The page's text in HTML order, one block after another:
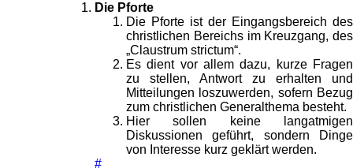
Die Pforte
Die Pforte ist der Eingangsbereich des
christlichen Bereichs im Kreuzgang, des
„Claustrum strictum“.
Es dient vor allem dazu, kurze Fragen
zu stellen, Antwort zu erhalten und
Mitteilungen loszuwerden, sofern Bezug
zum christlichen Generalthema besteht.
Hier sollen keine langatmigen
Diskussionen geführt, sondern Dinge
von Interesse kurz geklärt werden.
#